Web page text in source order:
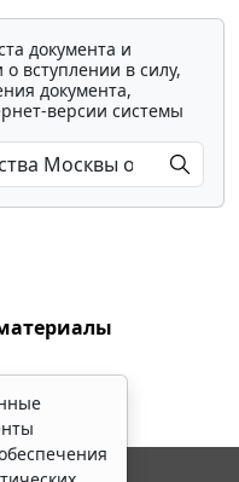
документа и
вступлении в силу,
документа,
версии системы